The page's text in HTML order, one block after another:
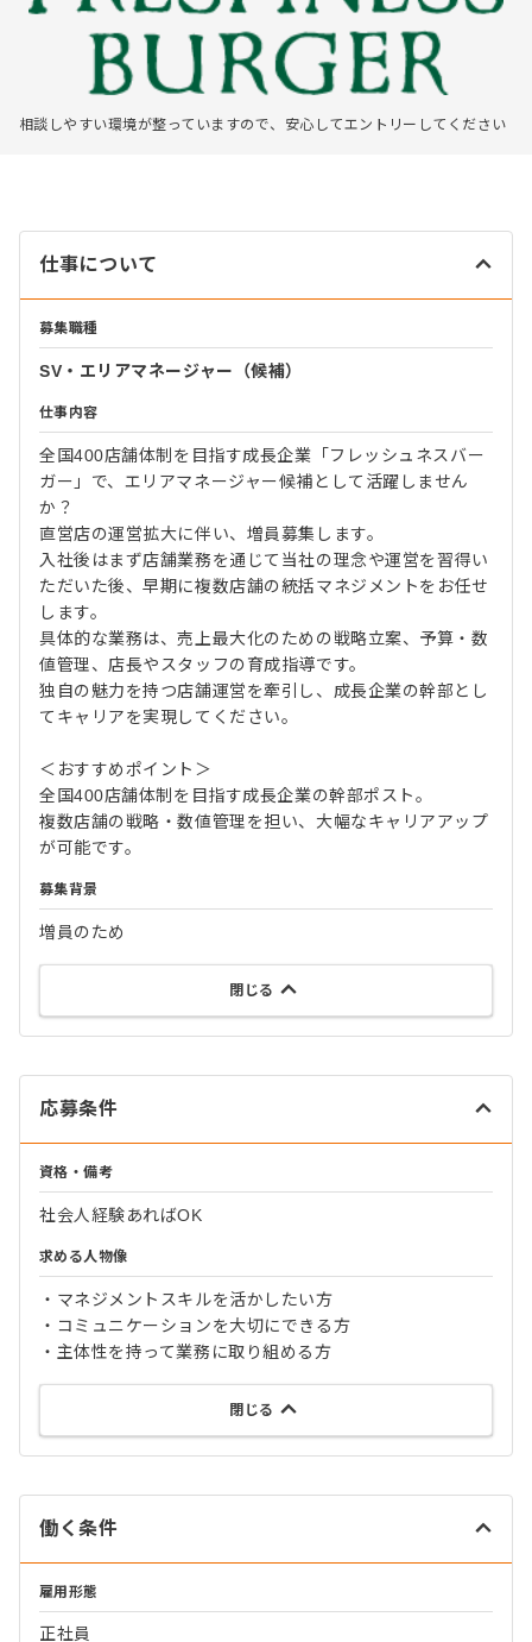
相談しやすい環境が整っていますので、安心してエントリーしてください
仕事について
募集職種
SV・エリアマネージャー（候補）
仕事内容
全国400店舗体制を目指す成長企業「フレッシュネスバー
ガー」で、エリアマネージャー候補として活躍しません
か？
直営店の運営拡大に伴い、増員募集します。
入社後はまず店舗業務を通じて当社の理念や運営を習得い
ただいた後、早期に複数店舗の統括マネジメントをお任せ
します。
具体的な業務は、売上最大化のための戦略立案、予算・数
値管理、店長やスタッフの育成指導です。
独自の魅力を持つ店舗運営を牽引し、成長企業の幹部とし
てキャリアを実現してください。
＜おすすめポイント＞
全国400店舗体制を目指す成長企業の幹部ポスト。
複数店舗の戦略・数値管理を担い、大幅なキャリアアップ
が可能です。
募集背景
増員のため
閉じる
応募条件
資格・備考
社会人経験あればOK
求める人物像
・マネジメントスキルを活かしたい方
・コミュニケーションを大切にできる方
・主体性を持って業務に取り組める方
閉じる
働く条件
雇用形態
正社員